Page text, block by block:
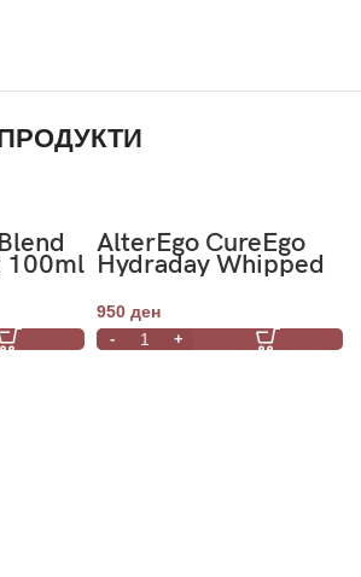
100ml
AlterEgo CureEgo
Hydraday Whipped
Cream Hydrating
Mousse 200ml
950 ден